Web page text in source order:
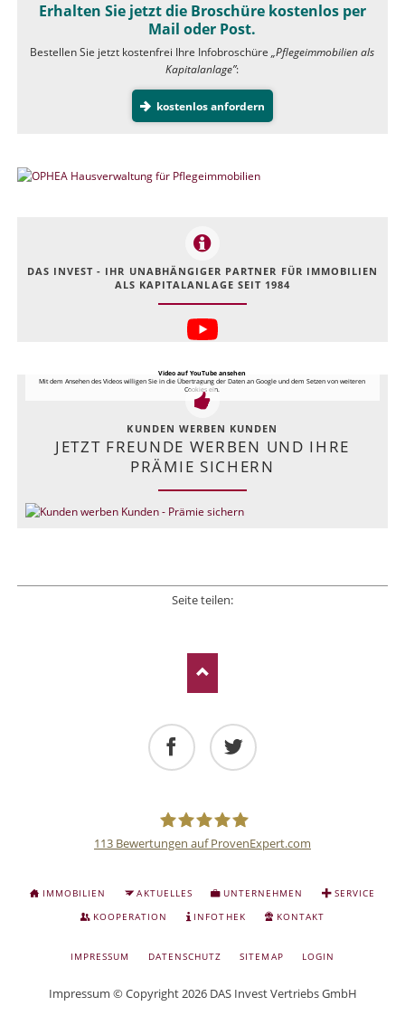
Erhalten Sie jetzt die Broschüre kostenlos per
Mail oder Post.
Bestellen Sie jetzt kostenfrei Ihre Infobroschüre„Pflegeimmobilien als
Kapitalanlage”:
kostenlos anfordern
DAS INVEST - IHR UNABHÄNGIGER PARTNER FÜR IMMOBILIEN
ALS KAPITALANLAGE SEIT 1984
Video auf YouTube ansehen
Mit dem Ansehen des Videos willigen Sie in die Übertragung der Daten an Google und dem Setzen von weiteren
Cookies ein.
KUNDEN WERBEN KUNDEN
JETZT FREUNDE WERBEN UND IHRE
PRÄMIE SICHERN
Seite teilen:
Anlage
und
113 Bewertungen auf ProvenExpert.com
NAVIGATION
ÜBERSPRINGEN
IMMOBILIEN AKTUELLES UNTERNEHMEN
SERVICE
KOOPERATION
INFOTHEK KONTAKT
NAVIGATION
IMPRESSUM DATENSCHUTZ SITEMAP LOGIN
Impressum © Copyright 2026 DAS Invest Vertriebs GmbH